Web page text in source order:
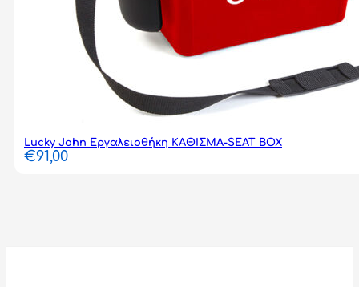
Lucky John Εργαλειοθήκη ΚΑΘΙΣΜΑ-SEAT BOX
€91,00